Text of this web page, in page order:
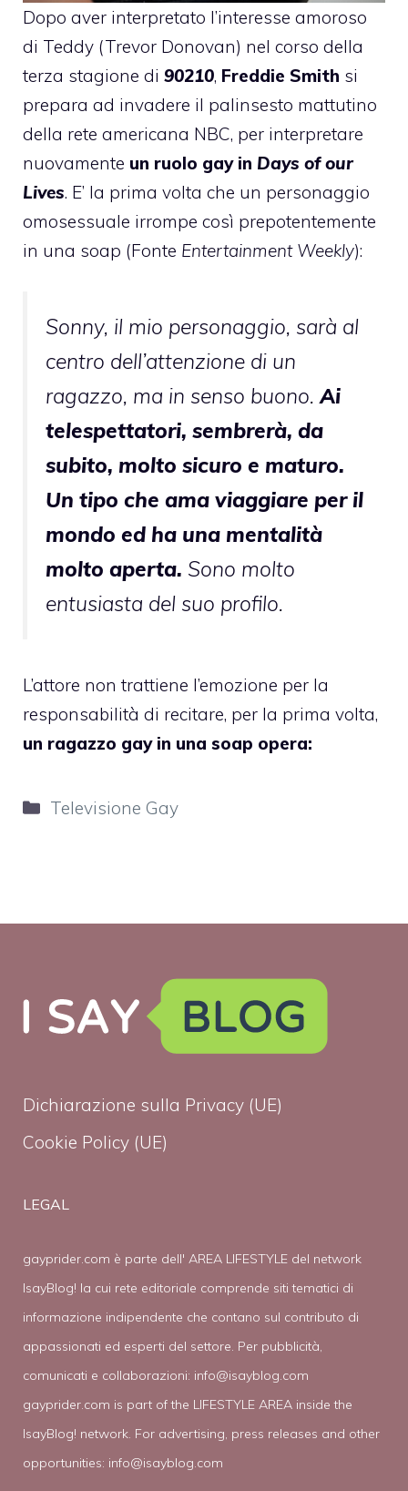
Dopo aver interpretato l’interesse amoroso
di Teddy (Trevor Donovan) nel corso della
terza stagione di 90210, Freddie Smith si
prepara ad invadere il palinsesto mattutino
della rete americana NBC, per interpretare
nuovamente un ruolo gay in Days of our
Lives. E’ la prima volta che un personaggio
omosessuale irrompe così prepotentemente
in una soap (Fonte Entertainment Weekly):
Sonny, il mio personaggio, sarà al
centro dell’attenzione di un
ragazzo, ma in senso buono. Ai
telespettatori, sembrerà, da
subito, molto sicuro e maturo.
Un tipo che ama viaggiare per il
mondo ed ha una mentalità
molto aperta. Sono molto
entusiasta del suo profilo.
L’attore non trattiene l’emozione per la
responsabilità di recitare, per la prima volta,
un ragazzo gay in una soap opera:
Categorie
Televisione Gay
Dichiarazione sulla Privacy (UE)
Cookie Policy (UE)
LEGAL
gayprider.com è parte dell' AREA LIFESTYLE del network
IsayBlog! la cui rete editoriale comprende siti tematici di
informazione indipendente che contano sul contributo di
appassionati ed esperti del settore. Per pubblicità,
comunicati e collaborazioni: info@isayblog.com
gayprider.com is part of the LIFESTYLE AREA inside the
IsayBlog! network. For advertising, press releases and other
opportunities: info@isayblog.com